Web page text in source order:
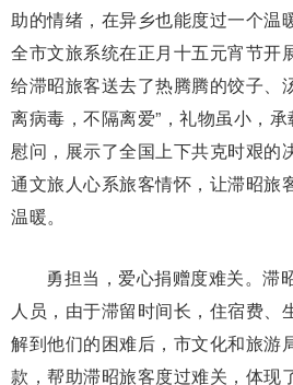
助的情绪，在异乡也能度过一个温
全市文旅系统在正月十五元宵节开
给滞昭旅客送去了热腾腾的饺子、
离病毒，不隔离爱”，礼物虽小，
慰问，展示了全国上下共克时艰的
通文旅人心系旅客情怀，让滞昭旅
温暖。
勇担当，爱心捐赠度难关。滞
人员，由于滞留时间长，住宿费、
解到他们的困难后，市文化和旅游
款，帮助滞昭旅客度过难关，体现